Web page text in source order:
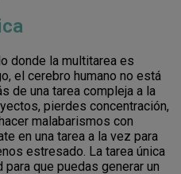
donde la multitarea es
el cerebro humano no está
de una tarea compleja a la
pierdes concentración,
malabarismos con
en una tarea a la vez para
estresado. La tarea única
que puedas generar un